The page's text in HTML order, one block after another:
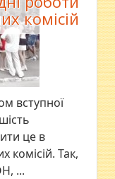
комісій
вступної
це в
комісій. Так,
...